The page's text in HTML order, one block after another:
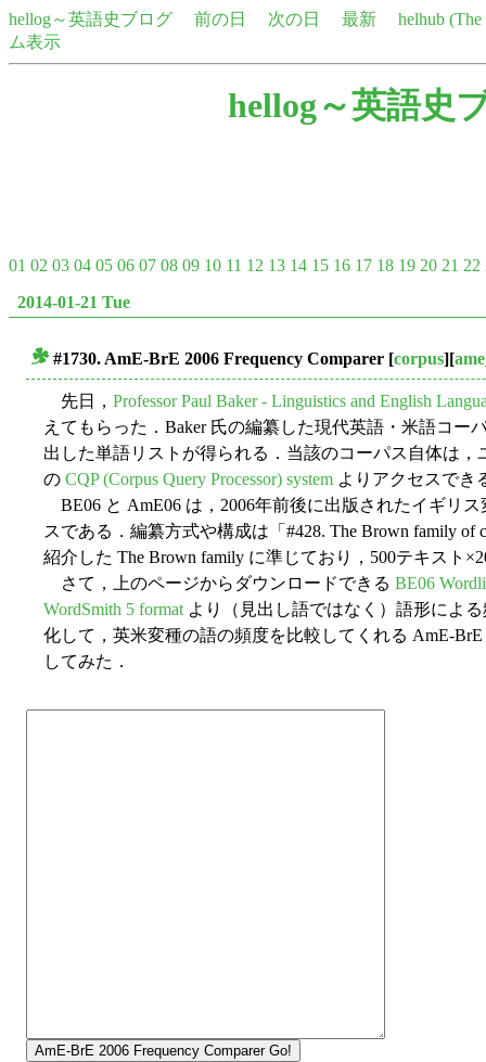
hellog～英語史ブログ 前の日 次の日 最新
helhub
ム表示
hellog～英語史
01 02 03 04 05 06 07 08 09 10 11 12 13 14 15 16 17 18 19 20 21 22
2014-01-21 Tue
#1730. AmE-BrE 2006 Frequency Comparer [corpus][
先日， Professor Paul Baker - Linguistics and English
えてもらった．Baker 氏の編纂した現代英語・米語コー
出した単語リストが得られる．当該のコーパス自体は
の CQP (Corpus Query Processor) system よりアクセスでき
BE06 と AmE06 は，2006年前後に出版されたイギリ
スである．編纂方式や構成は「#428. The Brown family of
紹介した The Brown family に準じており，500テキスト
さて，上のページからダウンロードできる BE06
WordSmith 5 format より（見出し語ではなく）語形によ
化して，英米変種の語の頻度を比較してくれる AmE-BrE
してみた．